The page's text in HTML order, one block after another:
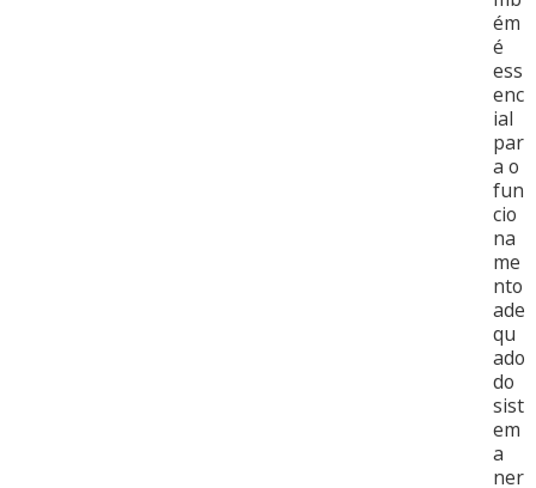
ém
é
ess
enc
ial
par
a o
fun
cio
na
me
nto
ade
qu
ado
do
sist
em
a
ner